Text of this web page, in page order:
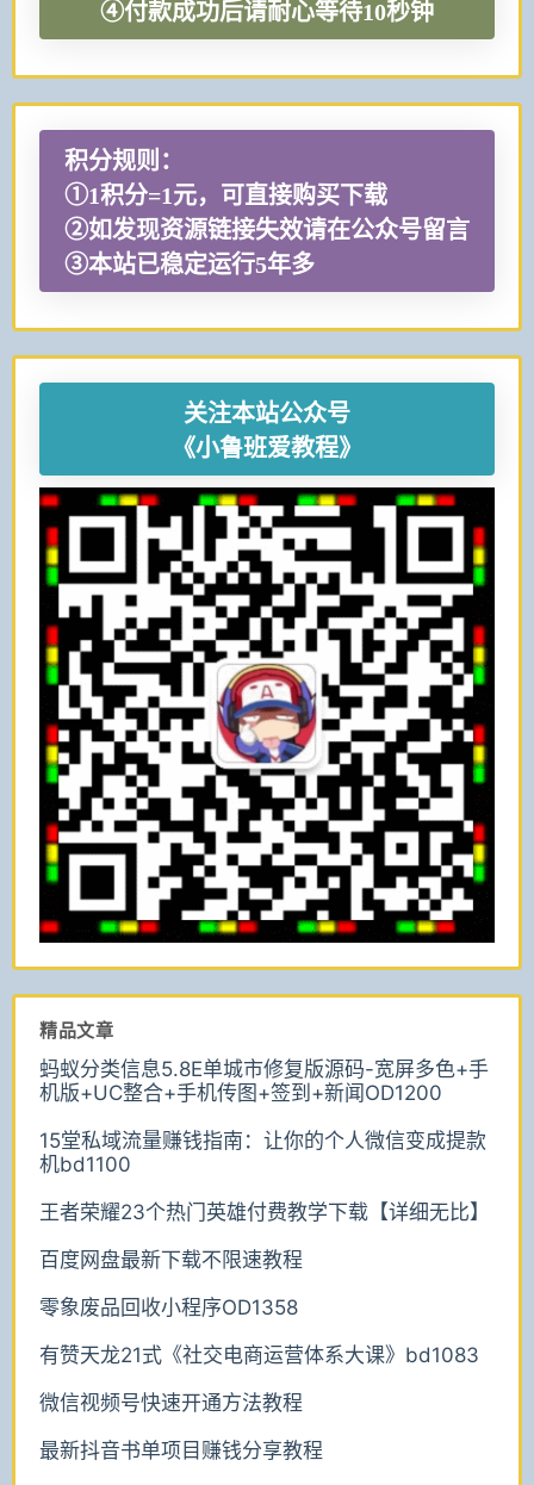
④付款成功后请耐心等待10秒钟
积分规则：
①1积分=1元，可直接购买下载
②如发现资源链接失效请在公众号留言
③本站已稳定运行5年多
关注本站公众号
《小鲁班爱教程》
精品文章
蚂蚁分类信息5.8E单城市修复版源码-宽屏多色+手
机版+UC整合+手机传图+签到+新闻OD1200
15堂私域流量赚钱指南：让你的个人微信变成提款
机bd1100
王者荣耀23个热门英雄付费教学下载【详细无比】
百度网盘最新下载不限速教程
零象废品回收小程序OD1358
有赞天龙21式《社交电商运营体系大课》bd1083
微信视频号快速开通方法教程
最新抖音书单项目赚钱分享教程